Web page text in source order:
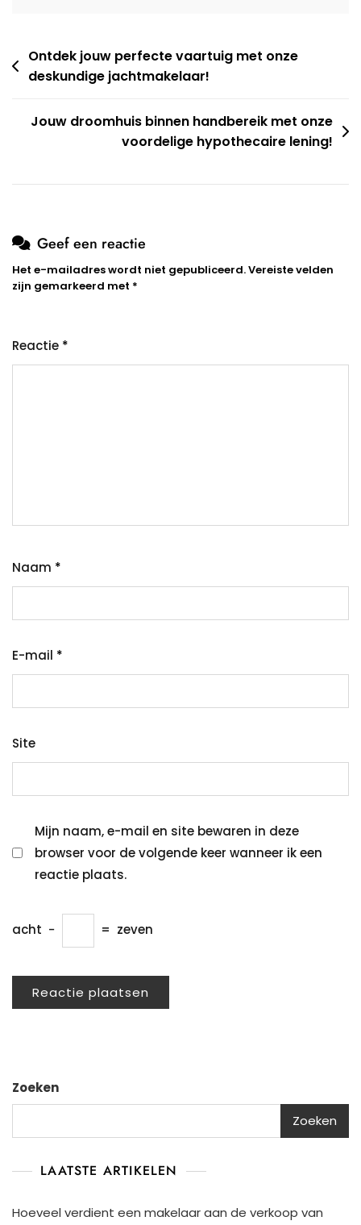
Berichtnavigatie
Ontdek jouw perfecte vaartuig met onze
deskundige jachtmakelaar!
Jouw droomhuis binnen handbereik met onze
voordelige hypothecaire lening!
Geef een reactie
Het e-mailadres wordt niet gepubliceerd.Vereiste velden
zijn gemarkeerd met *
Reactie *
Naam *
E-mail *
Site
Mijn naam, e-mail en site bewaren in deze
browser voor de volgende keer wanneer ik een
reactie plaats.
acht − = zeven
Zoeken
Zoeken
LAATSTE ARTIKELEN
Hoeveel verdient een makelaar aan de verkoop van